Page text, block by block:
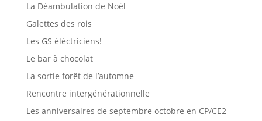
La Déambulation de Noël
Galettes des rois
Les GS éléctriciens!
Le bar à chocolat
La sortie forêt de l’automne
Rencontre intergénérationnelle
Les anniversaires de septembre octobre en CP/CE2